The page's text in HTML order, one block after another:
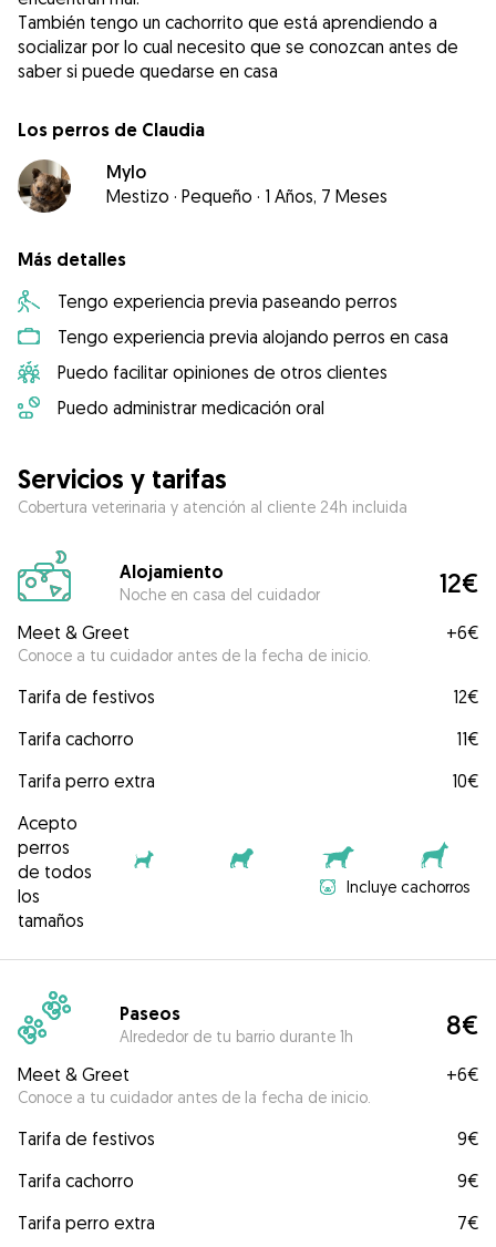
También tengo un cachorrito que está aprendiendo a
socializar por lo cual necesito que se conozcan antes de
Los perros de Claudia
Mylo
Mestizo · Pequeño · 1 Años, 7 Meses
Más detalles
Tengo experiencia previa paseando perros
Tengo experiencia previa alojando perros en casa
Puedo facilitar opiniones de otros clientes
Puedo administrar medicación oral
Servicios y tarifas
Cobertura veterinaria y atención al cliente 24h incluida
Alojamiento
Noche en casa del cuidador 12€
Meet & Greet
Conoce a tu cuidador antes de la fecha de inicio.
+6€
Tarifa de festivos
12€
Tarifa cachorro
11€
Tarifa perro extra
10€
Acepto
perros
de todos
los
tamaños
Incluye cachorros
Paseos
Alrededor de tu barrio durante 1h 8€
Meet & Greet
Conoce a tu cuidador antes de la fecha de inicio.
+6€
Tarifa de festivos
9€
Tarifa cachorro
9€
Tarifa perro extra
7€